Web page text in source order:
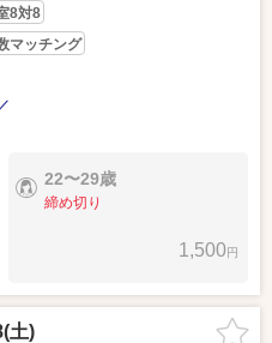
8対8
マッチング
22〜29歳
締め切り
1,500円
土)